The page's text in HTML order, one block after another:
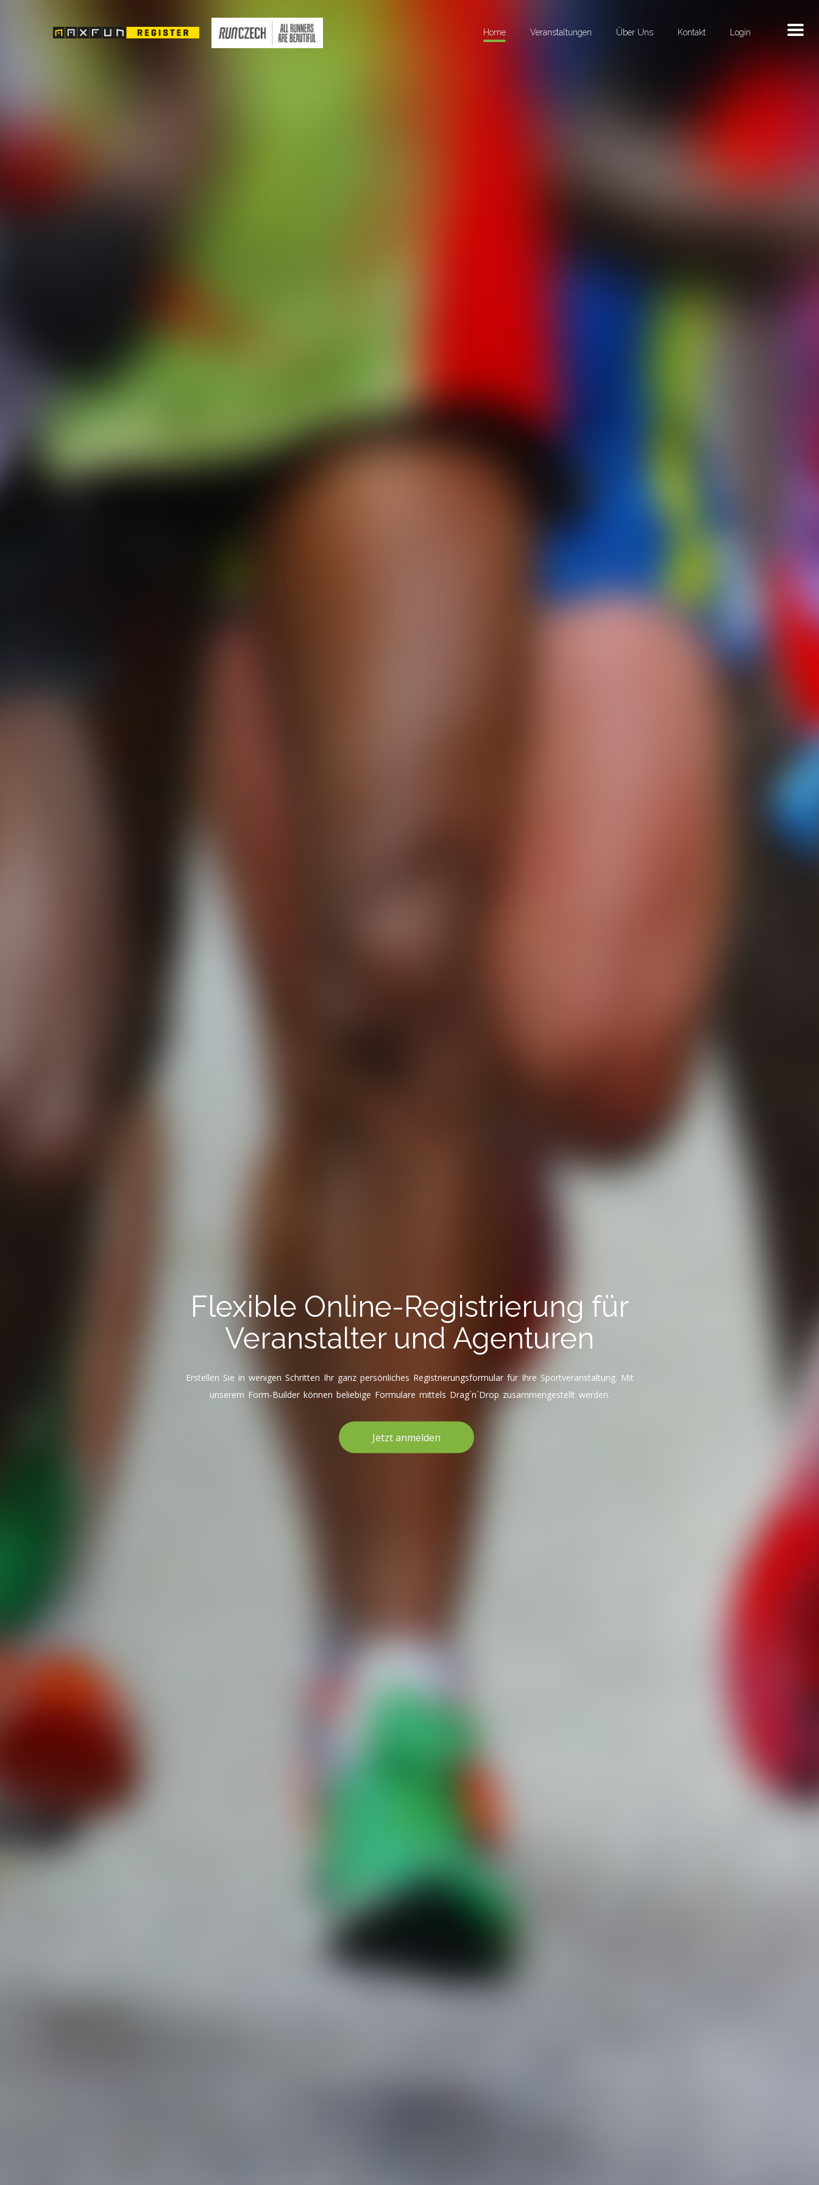
Home Veranstaltungen Über Uns Kontakt Login
Flexible Online-Registrierung für
Veranstalter und Agenturen
Erstellen Sie in wenigen Schritten Ihr ganz persönliches Registrierungsformular für Ihre Sportveranstaltung. Mit
unserem Form-Builder können beliebige Formulare mittels Drag´n´Drop zusammengestellt werden.
Jetzt anmelden